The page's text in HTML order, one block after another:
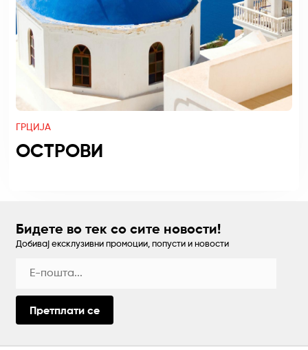
ГРЦИЈА
ОСТРОВИ
Бидете во тек со сите новости!
Добивај ексклузивни промоции, попусти и новости
Претплати се